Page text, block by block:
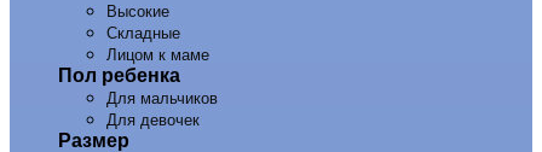
Высокие
Складные
Лицом к маме
Пол ребенка
Для мальчиков
Для девочек
Размер